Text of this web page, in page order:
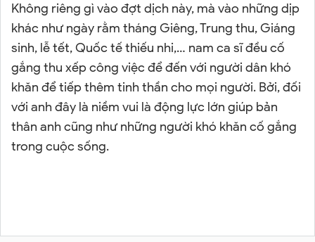
Không riêng gì vào đợt dịch này, mà vào những dịp
khác như ngày rằm tháng Giêng, Trung thu, Giáng
sinh, lễ tết, Quốc tế thiếu nhi,… nam ca sĩ đều cố
gắng thu xếp công việc để đến với người dân khó
khăn để tiếp thêm tinh thần cho mọi người. Bởi, đối
với anh đây là niềm vui là động lực lớn giúp bản
thân anh cũng như những người khó khăn cố gắng
trong cuộc sống.